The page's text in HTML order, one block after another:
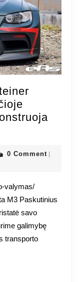
0 Comment |
valymas/
M3 Paskutinius
savo
galimybę
transporto